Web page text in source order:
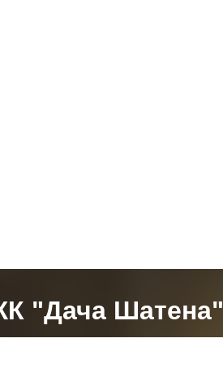
"Дача Шатена"